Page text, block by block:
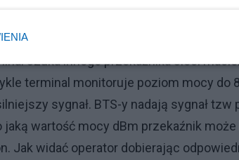
ostatniego przekaźnika sieci w której
szuka innego przekaźnika sieci
terminal monitoruje poziom mocy do 8
sygnał. BTS-y nadają sygnał tzw
wartość mocy dBm przekaźnik może
Jak widać operator dobierając